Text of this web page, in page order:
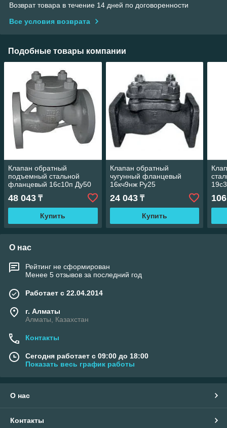
Возврат товара в течение 14 дней по договоренности
Все условия возврата
Подобные товары компании
Клапан обратный
подъемный стальной
фланцевый 16с10п Ду50
48 043 ₸
Купить
Клапан обратный
чугунный фланцевый
16кч9нж Ру25
24 043₸
Купить
О нас
Рейтинг не сформирован
Менее 5 отзывов за последний год
Работает с 22.04.2014
г. Алматы
Алматы, Казахстан
Контакты
Сегодня работает с 09:00 до 18:00
Показать весь график работы
О нас
Контакты